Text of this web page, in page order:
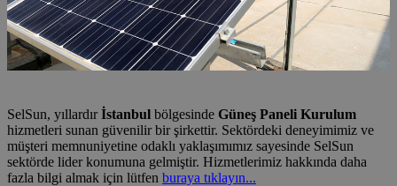
SelSun, yıllardırİstanbul bölgesinde Güneş Paneli Kurulum
hizmetleri sunan güvenilir bir şirkettir. Sektördeki deneyimimiz ve
müşteri memnuniyetine odaklı yaklaşımımız sayesinde SelSun
sektörde lider konumuna gelmiştir. Hizmetlerimiz hakkında daha
fazla bilgi almak için lütfen buraya tıklayın...